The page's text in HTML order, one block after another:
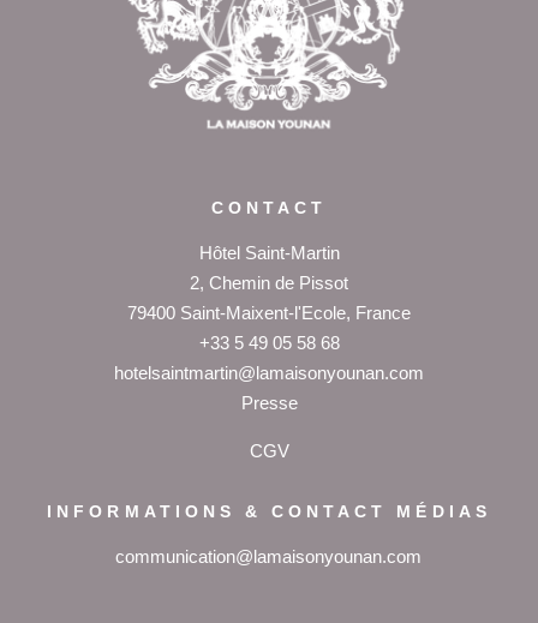
CONTACT
Hôtel Saint-Martin
2, Chemin de Pissot
79400 Saint-Maixent-l'Ecole, France
+33 5 49 05 58 68
hotelsaintmartin@lamaisonyounan.com
Presse
CGV
INFORMATIONS & CONTACT MÉDIAS
communication@lamaisonyounan.com